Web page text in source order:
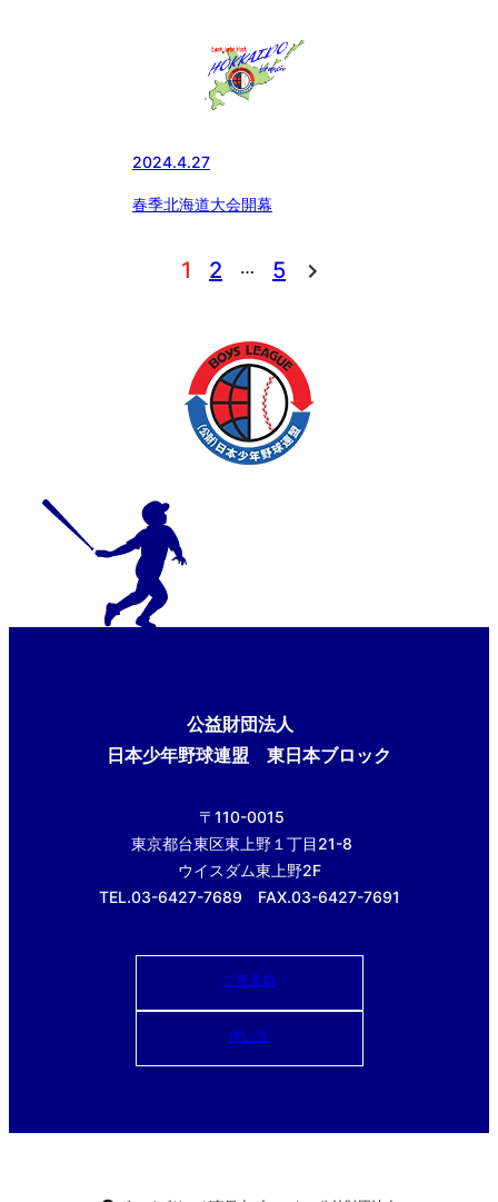
ス！！ 今ならさらに黒酢ドリン
クのおまけ付き！！！
2024.4.27
春季北海道大会開幕
1 2 … 5
公益財団法人
日本少年野球連盟 東日本ブロック
〒110-0015
東京都台東区東上野１丁目21-8
ウイスダム東上野2F
TEL.03-6427-7689 FAX.03-6427-7691
ご意見箱
使い方